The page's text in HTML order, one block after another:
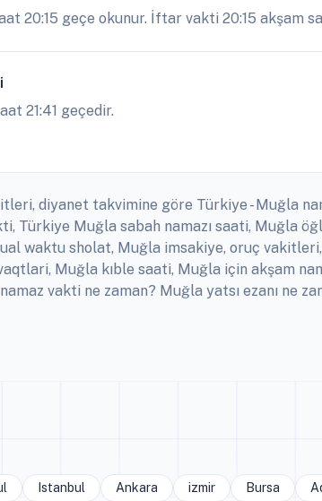
20:15 geçe okunur. İftar vakti 20:15 akşam
21:41 geçedir.
diyanet takvimine göre Türkiye - Muğla
Türkiye Muğla sabah namazı saati, Muğla
waktu sholat, Muğla imsakiye, oruç
Muğla kıble saati, Muğla için akşam
vakti ne zaman? Muğla yatsı ezanı ne
Istanbul Ankara izmir Bursa